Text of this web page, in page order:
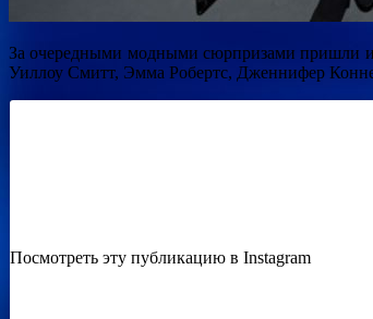
За очередными модными сюрпризами пришли
Уиллоу Смитт, Эмма Робертс, Дженнифер
Посмотреть эту публикацию в Instagram